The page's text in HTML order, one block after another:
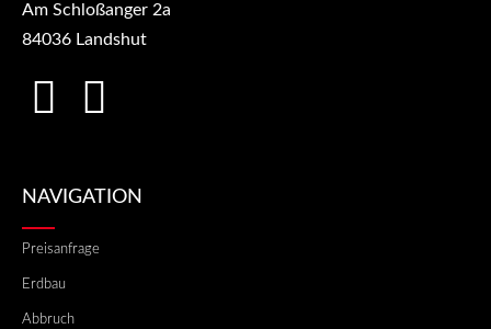
Am Schloßanger 2a
84036 Landshut
NAVIGATION
Preisanfrage
Erdbau
Abbruch